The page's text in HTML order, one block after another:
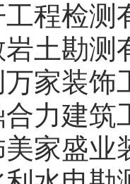
程检测
岩土勘测
家装饰
力建筑
家盛业